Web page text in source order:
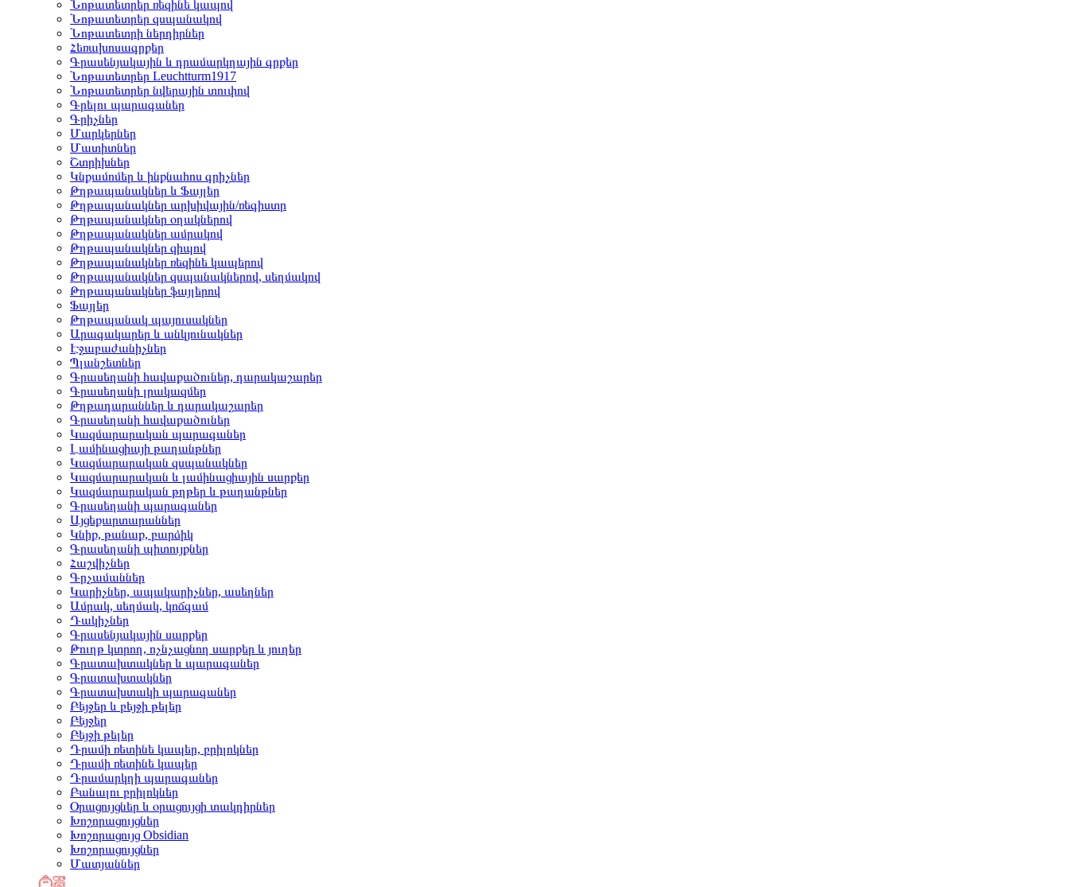
Նոթատետրեր ռեզինե կապով
Նոթատետրեր զսպանակով
Նոթատետրի ներդիրներ
Հեռախոսագրքեր
Գրասենյակային և դրամարկղային գրքեր
Նոթատետրեր Leuchtturm1917
Նոթատետրեր նվերային տուփով
Գրելու պարագաներ
Գրիչներ
Մարկերներ
Մատիտներ
Շտրիխներ
Կնքամոմեր և ինքնահոս գրիչներ
Թղթապանակներ և Ֆայլեր
Թղթապանակներ արխիվային/ռեգիստր
Թղթապանակներ օղակներով
Թղթապանակներ ամրակով
Թղթապանակներ զիպով
Թղթապանակներ ռեզինե կապերով
Թղթապանակներ զսպանակներով, սեղմակով
Թղթապանակներ ֆայլերով
Ֆայլեր
Թղթապանակ պայուսակներ
Արագակարեր և անկյունակներ
Էջաբաժանիչներ
Պլանշետներ
Գրասեղանի հավաքածուներ, դարակաշարեր
Գրասեղանի լրակազմեր
Թղթադարաններ և դարակաշարեր
Գրասեղանի հավաքածուներ
Կազմարարական պարագաներ
Լամինացիայի թաղանթներ
Կազմարարական զսպանակներ
Կազմարարական և լամինացիային սարքեր
Կազմարարական թղթեր և թաղանթներ
Գրասեղանի պարագաներ
Այցեքարտարաններ
Կնիք, թանաք, բարձիկ
Գրասեղանի պիտույքներ
Հաշվիչներ
Գրչամաններ
Կարիչներ, ապակարիչներ, ասեղներ
Ամրակ, սեղմակ, կոճգամ
Դակիչներ
Գրասենյակային սարքեր
Թուղթ կտրող, ոչնչացնող սարքեր և յուղեր
Գրատախտակներ և պարագաներ
Գրատախտակներ
Գրատախտակի պարագաներ
Բեյջեր և բեյջի թելեր
Բեյջեր
Բեյջի թելեր
Դրամի ռետինե կապեր, բրիլոկներ
Դրամի ռետինե կապեր
Դրամարկղի պարագաներ
Բանալու բրիլոկներ
Օրացույցներ և օրացույցի տակդիրներ
Խոշորացույցներ
Խոշորացույց Obsidian
Խոշորացույցներ
Մատյաններ